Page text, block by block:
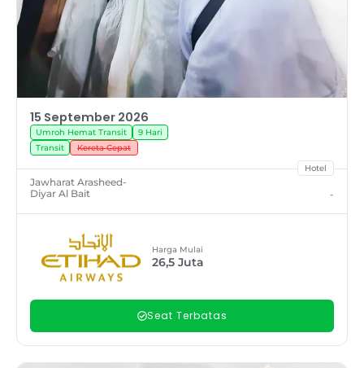
15 September 2026
Umroh Hemat Transit
9 Hari
Transit
Kereta Cepat
Hotel
Jawharat Arasheed-
Diyar Al Bait
-
Harga Mulai
26,5 Juta
Seat Terbatas